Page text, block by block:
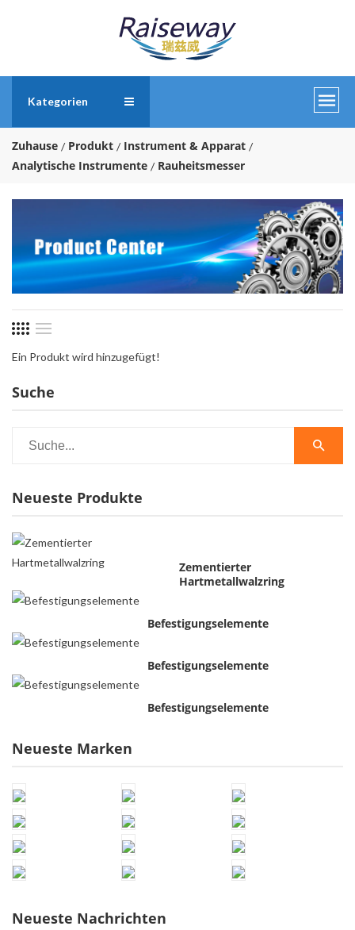
Kategorien
Zuhause Produkt
Instrument & Apparat
Analytische Instrumente
Rauheitsmesser
Suche
Neueste Produkte
Zementierter
Hartmetallwalzring
Befestigungselemente
Befestigungselemente
Befestigungselemente
Neueste Marken
Neueste Nachrichten
Ein Produkt wird hinzugefügt!